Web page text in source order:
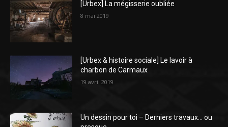
[Urbex] La mégisserie oubliée
8 mai 2019
[Urbex & histoire sociale] Le lavoir à
charbon de Carmaux
19 avril 2019
Un dessin pour toi – Derniers travaux… ou